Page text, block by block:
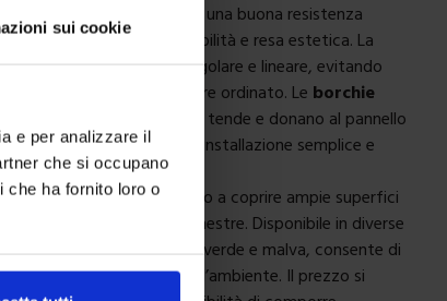
sui cookie
e per analizzare il
che si occupano
che ha fornito loro o
, il pannello offre una buona resistenza
e mantiene nel tempo stabilità e resa estetica. La
garantisce una caduta regolare e lineare, evitando
un aspetto sempre ordinato. Le borchie
su bastoni per tende e donano al pannello
ed elegante, rendendo l’installazione semplice e
cm , il pannello è adatto a coprire ampie superfici
sia a finestre sia a portefinestre. Disponibile in diverse
bianco, lino, grigio, blu, verde e malva, consente di
coerente con lo stile dell’ambiente. Il prezzo si